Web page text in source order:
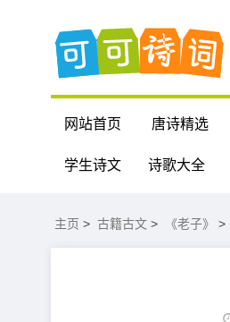
网站首页 唐诗精选
学生诗文 诗歌大全
主页 > 古籍古文 > 《老子》 >